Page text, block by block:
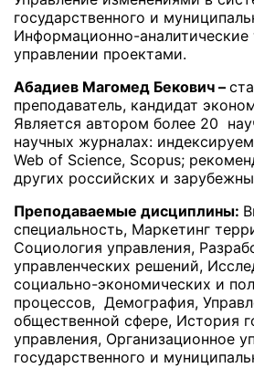
государственного и
Информационно-аналитические
управлении проектами.
Абадиев Магомед Бекович –
преподаватель, кандидат
Является автором более 20
научных журналах:
Web of Science, Scopus;
других российских и
Преподаваемые дисциплины:
специальность, Маркетинг
Социология управления,
управленческих решений,
социально-экономических и
процессов, Демография,
общественной сфере, История
управления, Организационное
государственного и